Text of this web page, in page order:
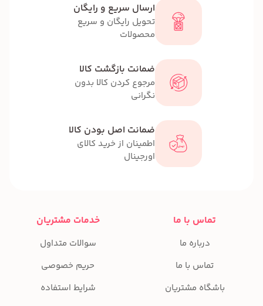
ارسال سریع و رایگان
تحویل رایگان و سریع
محصولات
ضمانت بازگشت کالا
مرجوع کردن کالا بدون
نگرانی
ضمانت اصل بودن کالا
اطمینان از خرید کالای
اورجینال
تماس با ما
درباره ما
تماس با ما
باشگاه مشتریان
خدمات مشتریان
سوالات متداول
حریم خصوصی
شرایط استفاده